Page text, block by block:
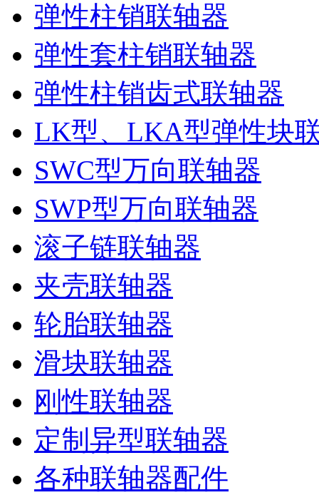
弹性柱销联轴器
弹性套柱销联轴器
弹性柱销齿式联轴器
LK型、LKA型弹性块
SWC型万向联轴器
SWP型万向联轴器
滚子链联轴器
夹壳联轴器
轮胎联轴器
滑块联轴器
刚性联轴器
定制异型联轴器
各种联轴器配件